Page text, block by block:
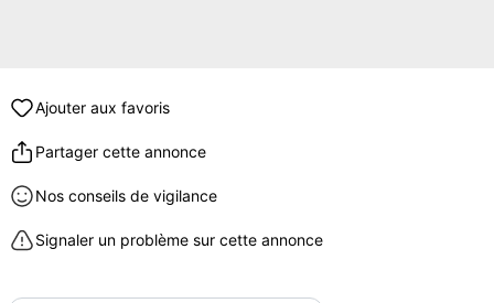
Ajouter aux favoris
Partager cette annonce
Nos conseils de vigilance
Signaler un problème sur cette annonce